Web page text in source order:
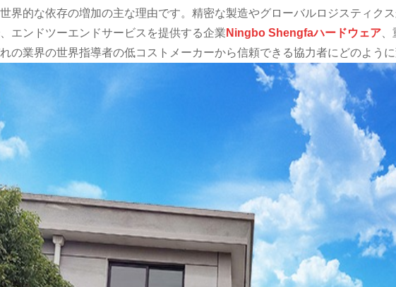
界的な依存の増加の主な理由です。精密な製造やグローバルロジスティク
エンドツーエンドサービスを提供する企業 Ningbo Shengfaハードウェア
の業界の世界指導者の低コストメーカーから信頼できる協力者にどのよう